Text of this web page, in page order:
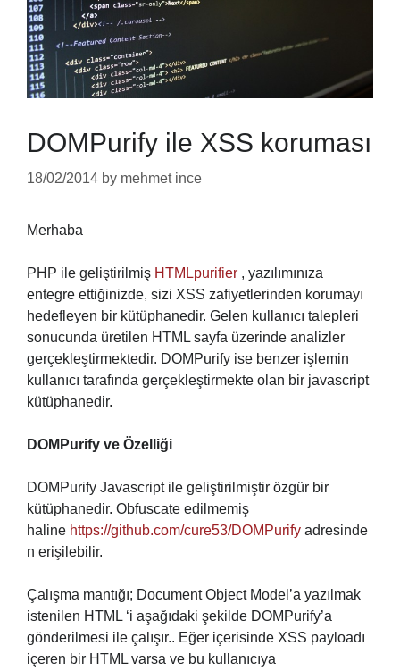
DOMPurify ile XSS koruması
18/02/2014 by mehmet ince
Merhaba
PHP ile geliştirilmiş HTMLpurifier , yazılımınıza
entegre ettiğinizde, sizi XSS zafiyetlerinden korumayı
hedefleyen bir kütüphanedir. Gelen kullanıcı talepleri
sonucunda üretilen HTML sayfa üzerinde analizler
gerçekleştirmektedir. DOMPurify ise benzer işlemin
kullanıcı tarafında gerçekleştirmekte olan bir javascript
kütüphanedir.
DOMPurify ve Özelliği
DOMPurify Javascript ile geliştirilmiştir özgür bir
kütüphanedir. Obfuscate edilmemiş
haline https://github.com/cure53/DOMPurify adresinde
n erişilebilir.
Çalışma mantığı; Document Object Model’a yazılmak
istenilen HTML ‘i aşağıdaki şekilde DOMPurify’a
gönderilmesi ile çalışır.. Eğer içerisinde XSS payloadı
içeren bir HTML varsa ve bu kullanıcıya